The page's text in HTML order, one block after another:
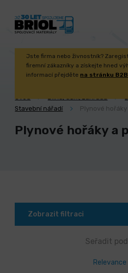
Jste firma nebo živnostník?
firemní zákazníky a získejte hned
informací přejděte na stránku B2B
Úvod Dílna, dům, zahrada
Stavební nářadí
Plynové
Plynové hořáky a
Zobrazit filtraci
Seřadit
Relevance